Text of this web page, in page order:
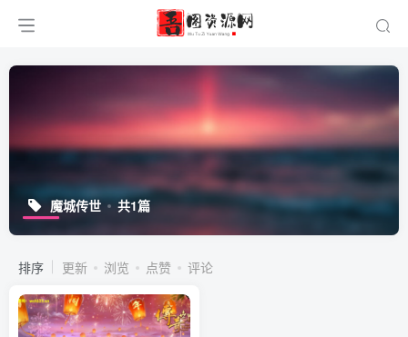
魔城传世 共1篇
排序 更新 浏览 点赞 评论